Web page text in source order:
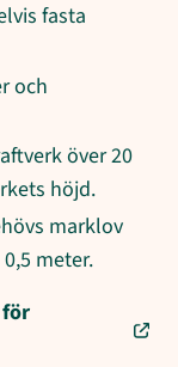
fasta
och
över 20
höjd.
marklov
meter.